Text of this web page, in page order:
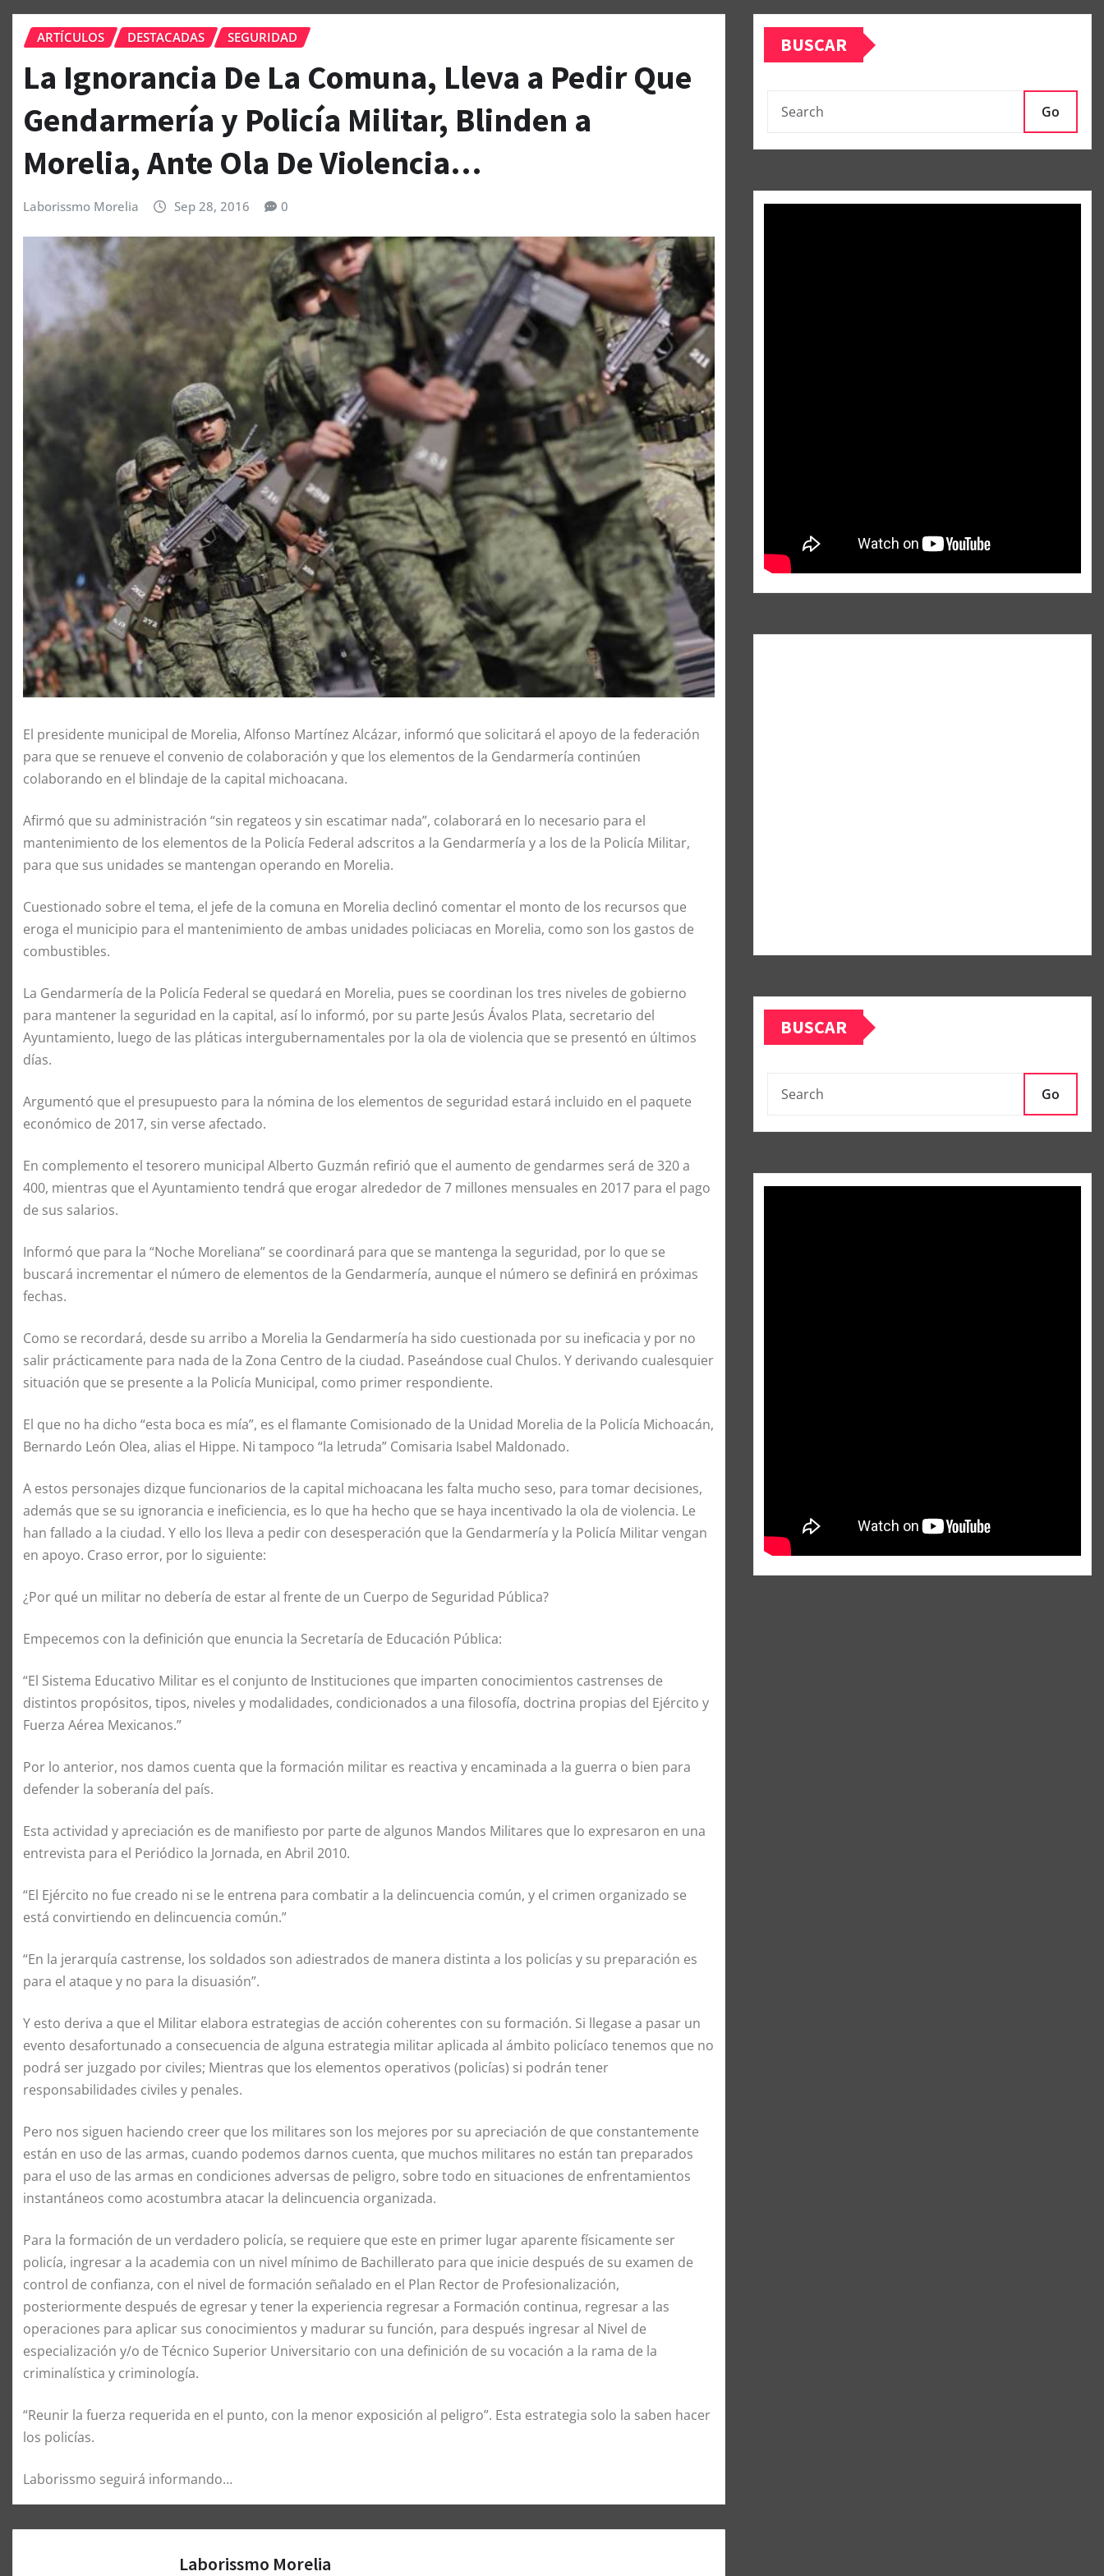
ARTÍCULOS DESTACADAS SEGURIDAD
La Ignorancia De La Comuna, Lleva a Pedir Que
Gendarmería y Policía Militar, Blinden a
Morelia, Ante Ola De Violencia…
Laborissmo Morelia Sep 28, 2016 0
El presidente municipal de Morelia, Alfonso Martínez Alcázar, informó que solicitará el apoyo de la federación
para que se renueve el convenio de colaboración y que los elementos de la Gendarmería continúen
colaborando en el blindaje de la capital michoacana.
Afirmó que su administración “sin regateos y sin escatimar nada”, colaborará en lo necesario para el
mantenimiento de los elementos de la Policía Federal adscritos a la Gendarmería y a los de la Policía Militar,
para que sus unidades se mantengan operando en Morelia.
Cuestionado sobre el tema, el jefe de la comuna en Morelia declinó comentar el monto de los recursos que
eroga el municipio para el mantenimiento de ambas unidades policiacas en Morelia, como son los gastos de
combustibles.
La Gendarmería de la Policía Federal se quedará en Morelia, pues se coordinan los tres niveles de gobierno
para mantener la seguridad en la capital, así lo informó, por su parte Jesús Ávalos Plata, secretario del
Ayuntamiento, luego de las pláticas intergubernamentales por la ola de violencia que se presentó en últimos
días.
Argumentó que el presupuesto para la nómina de los elementos de seguridad estará incluido en el paquete
económico de 2017, sin verse afectado.
En complemento el tesorero municipal Alberto Guzmán refirió que el aumento de gendarmes será de 320 a
400, mientras que el Ayuntamiento tendrá que erogar alrededor de 7 millones mensuales en 2017 para el pago
de sus salarios.
Informó que para la “Noche Moreliana” se coordinará para que se mantenga la seguridad, por lo que se
buscará incrementar el número de elementos de la Gendarmería, aunque el número se definirá en próximas
fechas.
Como se recordará, desde su arribo a Morelia la Gendarmería ha sido cuestionada por su ineficacia y por no
salir prácticamente para nada de la Zona Centro de la ciudad. Paseándose cual Chulos. Y derivando cualesquier
situación que se presente a la Policía Municipal, como primer respondiente.
El que no ha dicho “esta boca es mía”, es el flamante Comisionado de la Unidad Morelia de la Policía Michoacán,
Bernardo León Olea, alias el Hippe. Ni tampoco “la letruda” Comisaria Isabel Maldonado.
A estos personajes dizque funcionarios de la capital michoacana les falta mucho seso, para tomar decisiones,
además que se su ignorancia e ineficiencia, es lo que ha hecho que se haya incentivado la ola de violencia. Le
han fallado a la ciudad. Y ello los lleva a pedir con desesperación que la Gendarmería y la Policía Militar vengan
en apoyo. Craso error, por lo siguiente:
¿Por qué un militar no debería de estar al frente de un Cuerpo de Seguridad Pública?
Empecemos con la definición que enuncia la Secretaría de Educación Pública:
“El Sistema Educativo Militar es el conjunto de Instituciones que imparten conocimientos castrenses de
distintos propósitos, tipos, niveles y modalidades, condicionados a una filosofía, doctrina propias del Ejército y
Fuerza Aérea Mexicanos.”
Por lo anterior, nos damos cuenta que la formación militar es reactiva y encaminada a la guerra o bien para
defender la soberanía del país.
Esta actividad y apreciación es de manifiesto por parte de algunos Mandos Militares que lo expresaron en una
entrevista para el Periódico la Jornada, en Abril 2010.
“El Ejército no fue creado ni se le entrena para combatir a la delincuencia común, y el crimen organizado se
está convirtiendo en delincuencia común.”
“En la jerarquía castrense, los soldados son adiestrados de manera distinta a los policías y su preparación es
para el ataque y no para la disuasión”.
Y esto deriva a que el Militar elabora estrategias de acción coherentes con su formación. Si llegase a pasar un
evento desafortunado a consecuencia de alguna estrategia militar aplicada al ámbito policíaco tenemos que no
podrá ser juzgado por civiles; Mientras que los elementos operativos (policías) si podrán tener
responsabilidades civiles y penales.
Pero nos siguen haciendo creer que los militares son los mejores por su apreciación de que constantemente
están en uso de las armas, cuando podemos darnos cuenta, que muchos militares no están tan preparados
para el uso de las armas en condiciones adversas de peligro, sobre todo en situaciones de enfrentamientos
instantáneos como acostumbra atacar la delincuencia organizada.
Para la formación de un verdadero policía, se requiere que este en primer lugar aparente físicamente ser
policía, ingresar a la academia con un nivel mínimo de Bachillerato para que inicie después de su examen de
control de confianza, con el nivel de formación señalado en el Plan Rector de Profesionalización,
posteriormente después de egresar y tener la experiencia regresar a Formación continua, regresar a las
operaciones para aplicar sus conocimientos y madurar su función, para después ingresar al Nivel de
especialización y/o de Técnico Superior Universitario con una definición de su vocación a la rama de la
criminalística y criminología.
“Reunir la fuerza requerida en el punto, con la menor exposición al peligro”. Esta estrategia solo la saben hacer
los policías.
Laborissmo seguirá informando…
Laborissmo Morelia
BUSCAR
Go
BUSCAR
Go